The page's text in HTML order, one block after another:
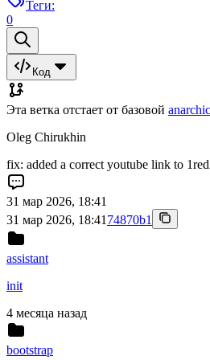
Теги:
0
Код
Эта ветка отстает от базовой
Oleg Chirukhin
fix: added a correct youtube link to
31 мар 2026, 18:41
31 мар 2026, 18:41 74870b1
assistant
init
4 месяца назад
bootstrap